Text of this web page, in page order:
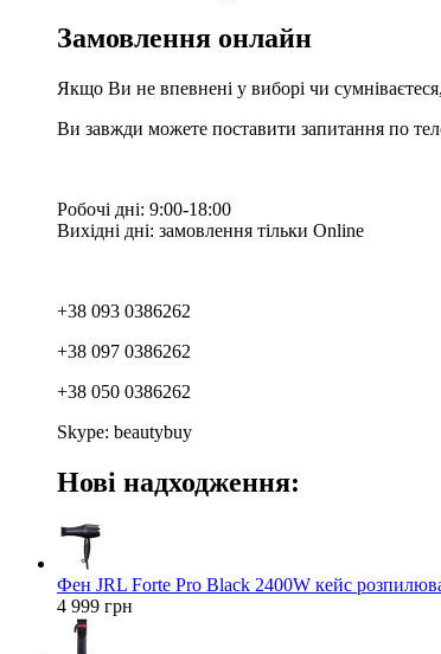
Замовлення онлайн
Якщо Ви не впевнені у виборі чи
Ви завжди можете поставити запитання по
Робочі дні: 9:00-18:00
Вихідні дні: замовлення тільки Online
+38 093 0386262
+38 097 0386262
+38 050 0386262
Skype: beautybuy
Нові надходження:
Фен JRL Forte Pro Black 2400W кейс
4 999 грн